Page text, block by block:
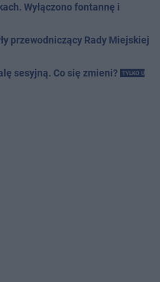
Wyłączono fontannę i
przewodniczący Rady Miejskiej
sesyjną. Co się zmieni?
TYLKO U